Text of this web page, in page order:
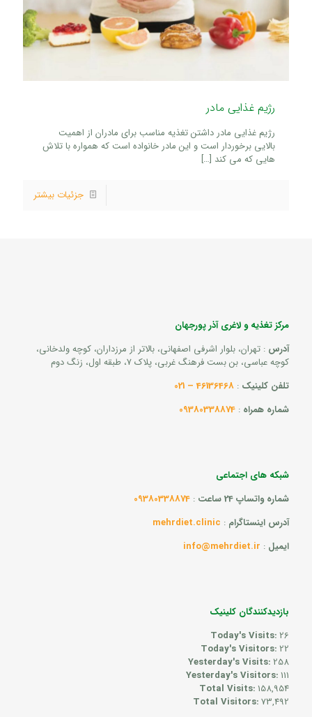
رژیم غذایی مادر
رژیم غذایی مادر داشتن تغذیه مناسب برای مادران از اهمیت
بالایی برخوردار است و این مادر خانواده است که همواره با تلاش
هایی که می کند […]
جزئیات بیشتر
مرکز تغذیه و لاغری آذر پورجهان
آدرس : تهران، بلوار اشرفی اصفهانی، بالاتر از مرزداران، کوچه ولدخانی،
کوچه عباسی، بن بست فرهنگ غربی، پلاک 7، طبقه اول، زنگ دوم
تلفن کلینیک :
46136468 – 021
شماره همراه :
09380338874
شبکه های اجتماعی
شماره واتساپ 24 ساعت
:
09380338874
آدرس اینستاگرام :
mehrdiet.clinic
ایمیل :
info@mehrdiet.ir
بازدیدکنندگان کلینیک
Today's Visits:26
Today's Visitors:22
Yesterday's Visits:258
Yesterday's Visitors:111
Total Visits:158,954
Total Visitors:73,492